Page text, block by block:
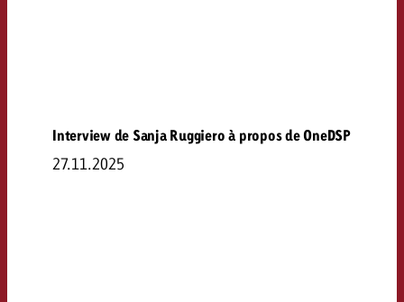
Interview de Sanja Ruggiero à propos de OneDSP
27.11.2025